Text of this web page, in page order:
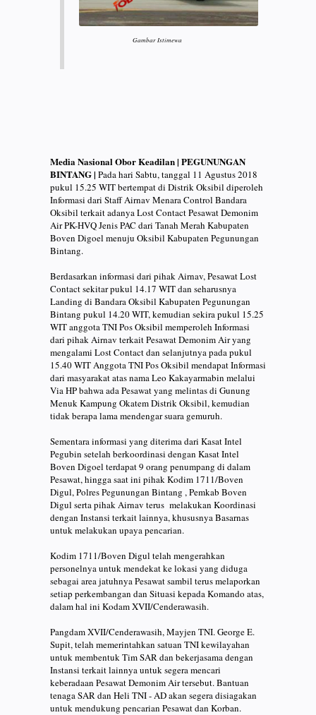
Gambar Istimewa
Media Nasional Obor Keadilan | PEGUNUNGAN
BINTANG | Pada hari Sabtu, tanggal 11 Agustus 2018
pukul 15.25 WIT bertempat di Distrik Oksibil diperoleh
Informasi dari Staff Airnav Menara Control Bandara
Oksibil terkait adanya Lost Contact Pesawat Demonim
Air PK-HVQ Jenis PAC dari Tanah Merah Kabupaten
Boven Digoel menuju Oksibil Kabupaten Pegunungan
Bintang.
Berdasarkan informasi dari pihak Airnav, Pesawat Lost
Contact sekitar pukul 14.17 WIT dan seharusnya
Landing di Bandara Oksibil Kabupaten Pegunungan
Bintang pukul 14.20 WIT, kemudian sekira pukul 15.25
WIT anggota TNI Pos Oksibil memperoleh Informasi
dari pihak Airnav terkait Pesawat Demonim Air yang
mengalami Lost Contact dan selanjutnya pada pukul
15.40 WIT Anggota TNI Pos Oksibil mendapat Informasi
dari masyarakat atas nama Leo Kakayarmabin melalui
Via HP bahwa ada Pesawat yang melintas di Gunung
Menuk Kampung Okatem Distrik Oksibil, kemudian
tidak berapa lama mendengar suara gemuruh.
Sementara informasi yang diterima dari Kasat Intel
Pegubin setelah berkoordinasi dengan Kasat Intel
Boven Digoel terdapat 9 orang penumpang di dalam
Pesawat, hingga saat ini pihak Kodim 1711/Boven
Digul, Polres Pegunungan Bintang , Pemkab Boven
Digul serta pihak Airnav terus melakukan Koordinasi
dengan Instansi terkait lainnya, khususnya Basarnas
untuk melakukan upaya pencarian.
Kodim 1711/Boven Digul telah mengerahkan
personelnya untuk mendekat ke lokasi yang diduga
sebagai area jatuhnya Pesawat sambil terus melaporkan
setiap perkembangan dan Situasi kepada Komando atas,
dalam hal ini Kodam XVII/Cenderawasih.
Pangdam XVII/Cenderawasih, Mayjen TNI. George E.
Supit, telah memerintahkan satuan TNI kewilayahan
untuk membentuk Tim SAR dan bekerjasama dengan
Instansi terkait lainnya untuk segera mencari
keberadaan Pesawat Demonim Air tersebut. Bantuan
tenaga SAR dan Heli TNI - AD akan segera disiagakan
untuk mendukung pencarian Pesawat dan Korban.